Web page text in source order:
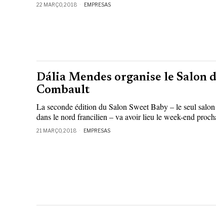
22 MARÇO, 2018 EMPRESAS
Dália Mendes organise le Salon
Combault
La seconde édition du Salon Sweet Baby – le seul
dans le nord francilien – va avoir lieu le week-end
21 MARÇO, 2018 EMPRESAS